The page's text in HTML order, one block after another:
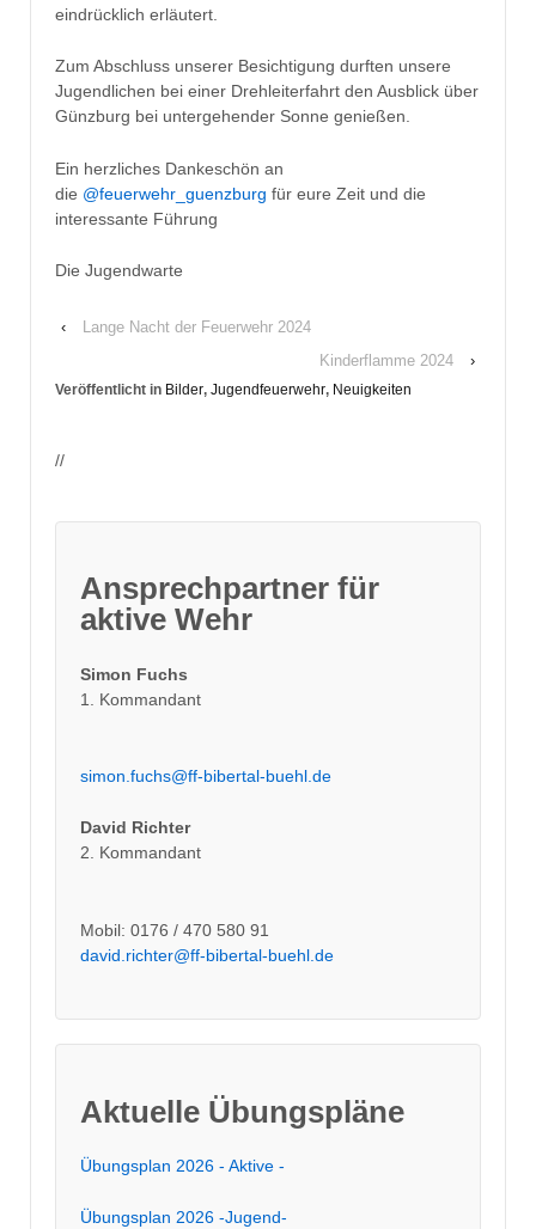
eindrücklich erläutert.
Zum Abschluss unserer Besichtigung durften unsere
Jugendlichen bei einer Drehleiterfahrt den Ausblick über
Günzburg bei untergehender Sonne genießen.
Ein herzliches Dankeschön an
die @feuerwehr_guenzburg für eure Zeit und die
interessante Führung
Die Jugendwarte
‹
Lange Nacht der Feuerwehr 2024
Kinderflamme 2024
›
Veröffentlicht in Bilder, Jugendfeuerwehr, Neuigkeiten
//
Ansprechpartner für
aktive Wehr
Simon Fuchs
1. Kommandant
simon.fuchs@ff-bibertal-buehl.de
David Richter
2. Kommandant
Mobil: 0176 / 470 580 91
david.richter@ff-bibertal-buehl.de
Aktuelle Übungspläne
Übungsplan 2026 - Aktive -
Übungsplan 2026 -Jugend-